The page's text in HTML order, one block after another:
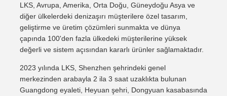
LKS, Avrupa, Amerika, Orta Doğu, Güneydoğu Asya ve
diğer ülkelerdeki denizaşırı müşterilere özel tasarım,
geliştirme ve üretim çözümleri sunmakta ve dünya
çapında 100'den fazla ülkedeki müşterilerine yüksek
değerli ve sistem açısından kararlı ürünler sağlamaktadır.
2023 yılında LKS, Shenzhen şehrindeki genel
merkezinden arabayla 2 ila 3 saat uzaklıkta bulunan
Guangdong eyaleti, Heyuan şehri, Dongyuan kasabasında